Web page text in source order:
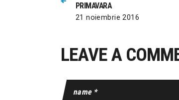
PRIMAVARA
21 noiembrie 2016
LEAVE A